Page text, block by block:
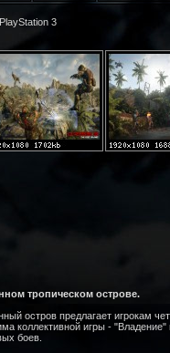
3
тропическом острове.
остров предлагает игрокам
коллективной игры -
боев.